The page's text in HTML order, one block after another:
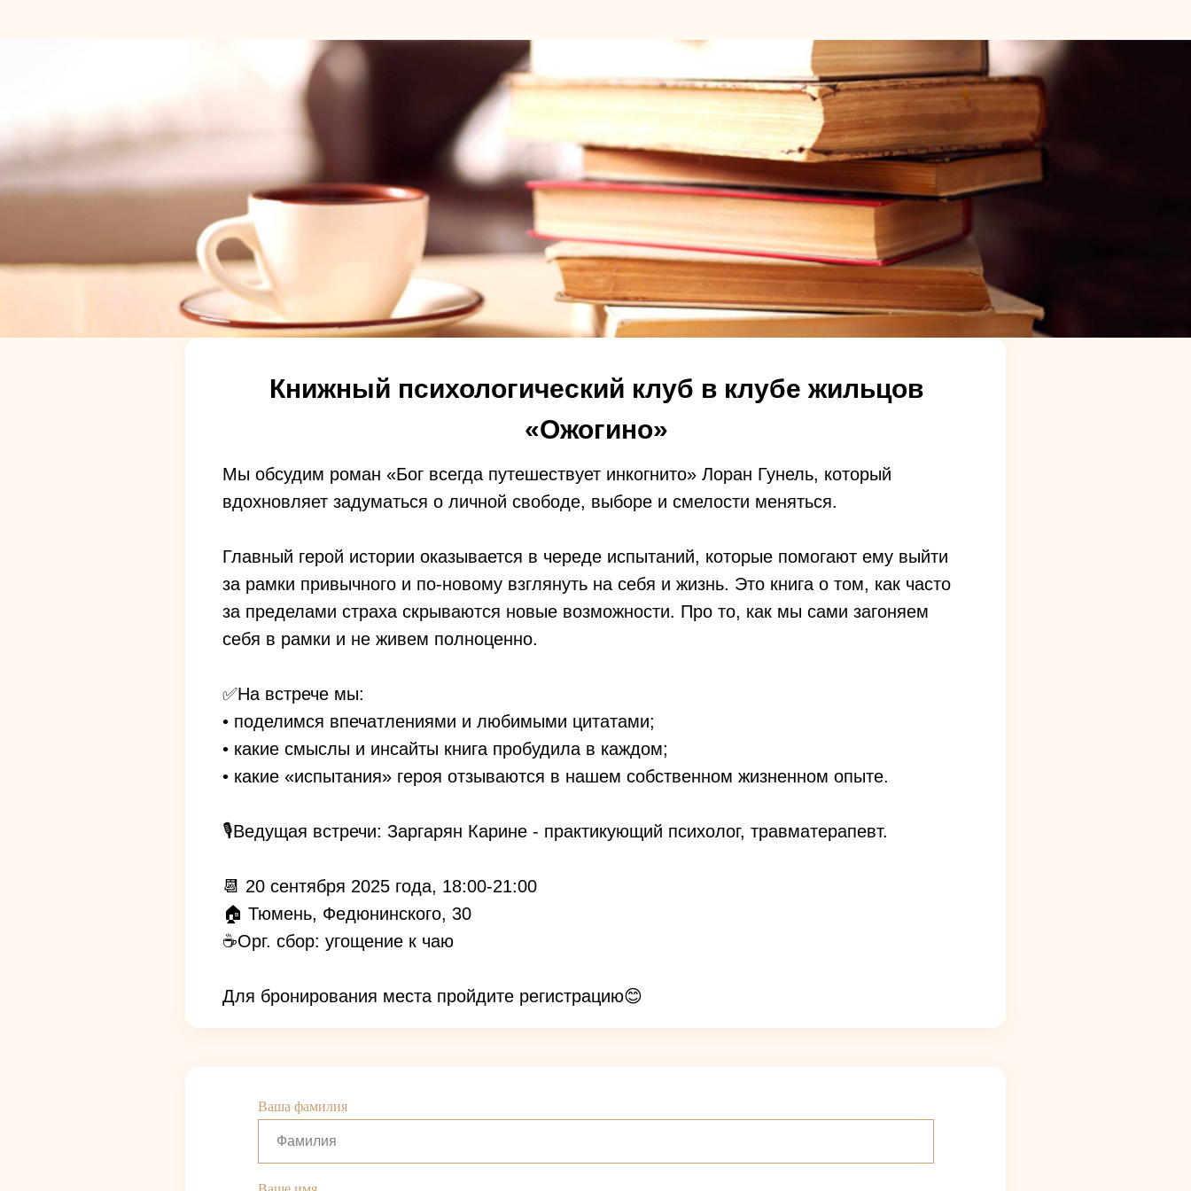
Книжный психологический клуб в клубе жильцов
«Ожогино»
Мы обсудим роман «Бог всегда путешествует инкогнито» Лоран Гунель, который
вдохновляет задуматься о личной свободе, выборе и смелости меняться.
Главный герой истории оказывается в череде испытаний, которые помогают ему выйти
за рамки привычного и по-новому взглянуть на себя и жизнь. Это книга о том, как часто
за пределами страха скрываются новые возможности. Про то, как мы сами загоняем
себя в рамки и не живем полноценно.
✅На встрече мы:
• поделимся впечатлениями и любимыми цитатами;
• какие смыслы и инсайты книга пробудила в каждом;
• какие «испытания» героя отзываются в нашем собственном жизненном опыте.
🎙️Ведущая встречи: Заргарян Карине - практикующий психолог, травматерапевт.
📆 20 сентября 2025 года, 18:00-21:00
🏠 Тюмень, Федюнинского, 30
☕️Орг. сбор: угощение к чаю
Для бронирования места пройдите регистрацию😊
Ваша фамилия